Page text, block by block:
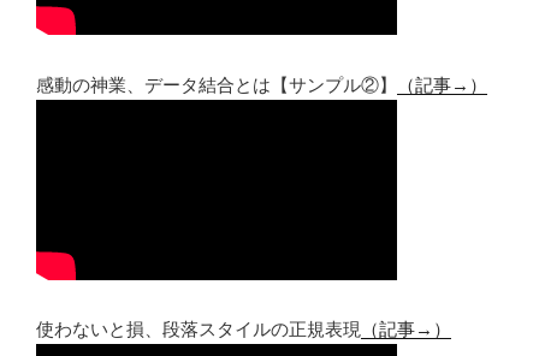
感動の神業、データ結合とは【サンプル②】 （記事→）
使わないと損、段落スタイルの正規表現 （記事→）